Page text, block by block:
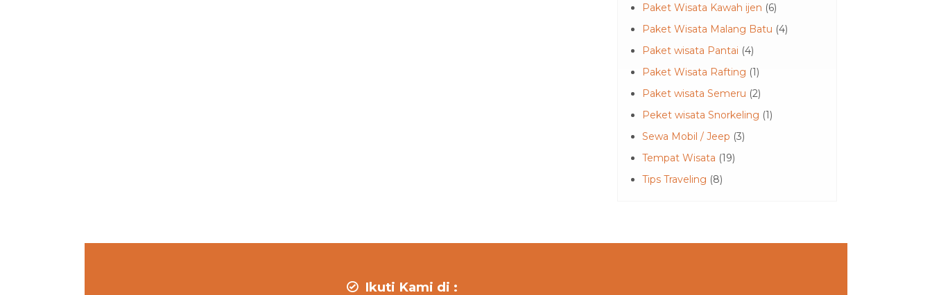
Paket Wisata Kawah ijen (6)
Paket Wisata Malang Batu (4)
Paket wisata Pantai (4)
Paket Wisata Rafting (1)
Paket wisata Semeru (2)
Peket wisata Snorkeling (1)
Sewa Mobil / Jeep (3)
Tempat Wisata (19)
Tips Traveling (8)
Ikuti Kami di :